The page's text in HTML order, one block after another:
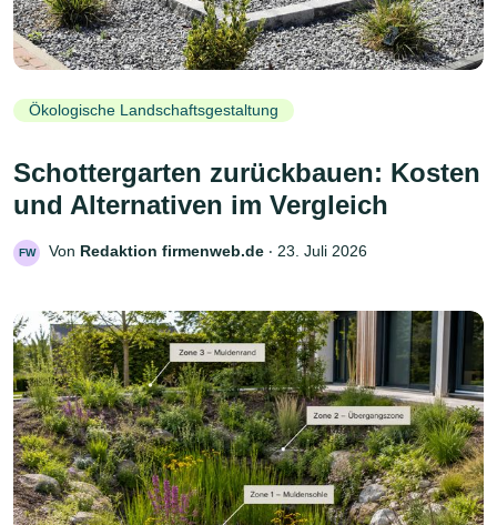
Ökologische Landschaftsgestaltung
Schottergarten zurückbauen: Kosten
und Alternativen im Vergleich
FW Von Redaktion firmenweb.de ‧ 23. Juli 2026